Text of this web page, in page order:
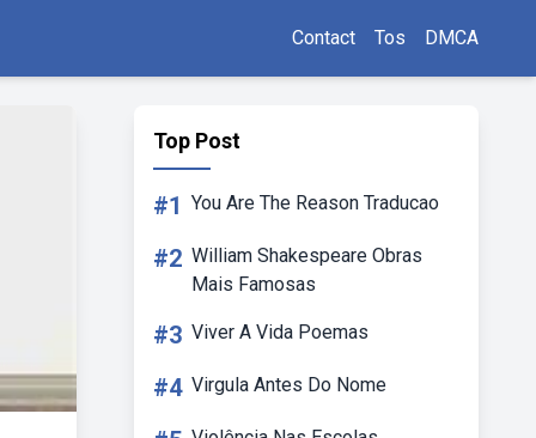
Contact Tos DMCA
Top Post
#1 You Are The Reason Traducao
#2 William Shakespeare Obras
Mais Famosas
#3 Viver A Vida Poemas
#4 Virgula Antes Do Nome